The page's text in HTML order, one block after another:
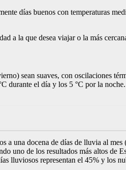
días buenos con temperaturas
a la que desea viajar o la más
sean suaves, con oscilaciones
el día y los 5 °C por la
a una docena de días de lluvia al
uno de los resultados más altos de
lluviosos representan el 45% y los